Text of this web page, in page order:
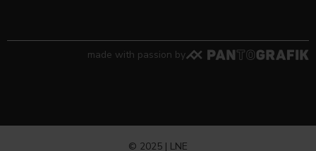
made with passion by
© 2025 | LNE